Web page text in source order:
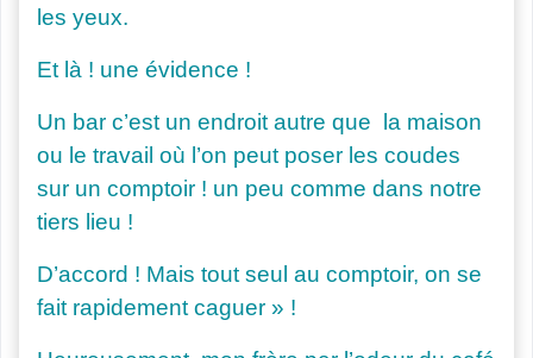
les yeux.
Et là ! une évidence !
Un bar c’est un endroit autre que la maison
ou le travail où l’on peut poser les coudes
sur un comptoir ! un peu comme dans notre
tiers lieu !
D’accord ! Mais tout seul au comptoir, on se
fait rapidement caguer » !